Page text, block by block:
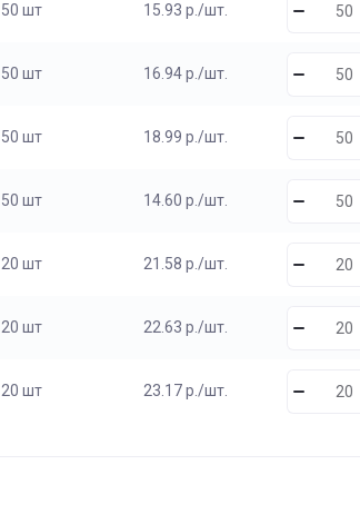
50 шт 15.93 р./шт.
50 шт 16.94 р./шт.
50 шт 18.99 р./шт.
50 шт 14.60 р./шт.
20 шт 21.58 р./шт.
20 шт 22.63 р./шт.
20 шт 23.17 р./шт.